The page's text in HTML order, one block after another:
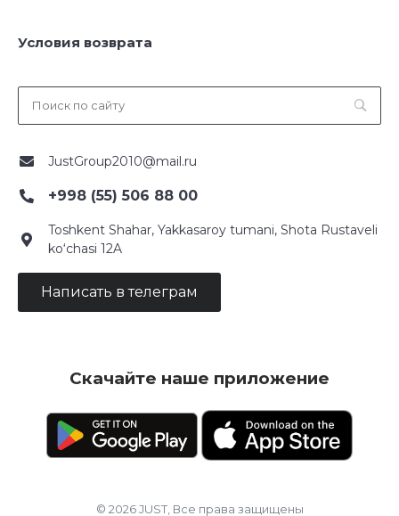
Условия возврата
JustGroup2010@mail.ru
+998 (55) 506 88 00
Toshkent Shahar, Yakkasaroy tumani, Shota Rustaveli
ko‘chasi 12A
Написать в телеграм
Скачайте наше приложение
© 2026 JUST, Все права защищены